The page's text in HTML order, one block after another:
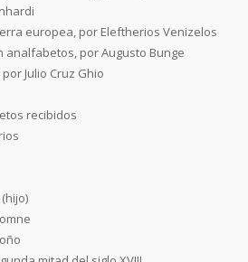
europea, por Eleftherios Venizelos
analfabetos, por Augusto Bunge
Julio Cruz Ghio
recibidos